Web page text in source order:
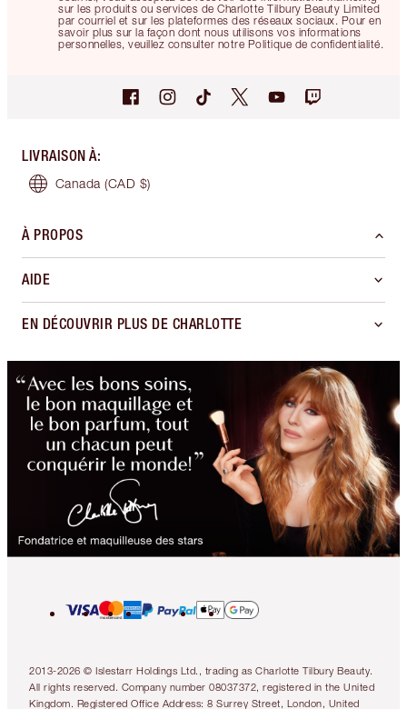
sur les produits ou services de Charlotte Tilbury Beauty Limited
par courriel et sur les plateformes des réseaux sociaux. Pour en
savoir plus sur la façon dont nous utilisons vos informations
personnelles, veuillez consulter notre Politique de confidentialité.
LIVRAISON À:
Canada (CAD $)
À PROPOS
AIDE
EN DÉCOUVRIR PLUS DE CHARLOTTE
2013-2026 © Islestarr Holdings Ltd., trading as Charlotte Tilbury Beauty.
All rights reserved. Company number 08037372, registered in the United
Kingdom. Registered Office Address: 8 Surrey Street, London, United